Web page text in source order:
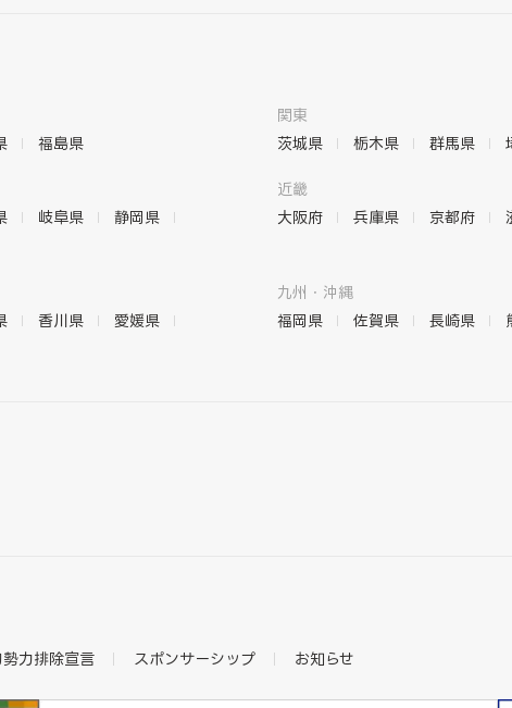
福島県
関東
茨城県
栃木県 群馬県
岐阜県
静岡県
近畿
大阪府
兵庫県 京都府
香川県
愛媛県
九州・沖縄
福岡県
佐賀県 長崎県
勢力排除宣言 スポンサーシップ お知らせ